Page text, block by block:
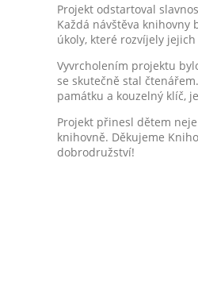
Projekt odstartoval
Každá návštěva
úkoly, které rozvíjely
Vyvrcholením projektu
se skutečně stal
památku a kouzelný klíč,
Projekt přinesl dětem
knihovně. Děkujeme
dobrodružství!